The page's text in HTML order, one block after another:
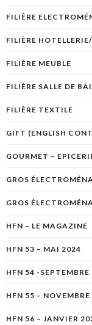
FILIÈRE
FILIÈRE
FILIÈRE MEUBLE
FILIÈRE SALLE DE
FILIÈRE TEXTILE
GIFT (ENGLISH
GOURMET –
GROS
GROS
HFN – LE MAGAZINE
HFN 53 – MAI 2024
HFN 54 -SEPTEMBRE
HFN 55 –
HFN 56 – JANVIER